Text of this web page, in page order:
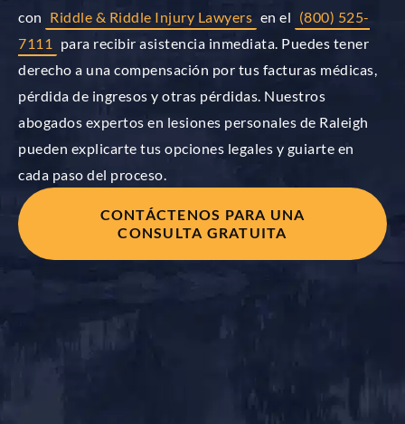
con Riddle & Riddle Injury Lawyers en el (800) 525-
7111
para recibir asistencia inmediata. Puedes tener
derecho a una compensación por tus facturas médicas,
pérdida de ingresos y otras pérdidas. Nuestros
abogados expertos en lesiones personales de Raleigh
pueden explicarte tus opciones legales y guiarte en
cada paso del proceso.
CONTÁCTENOS PARA UNA
CONSULTA GRATUITA